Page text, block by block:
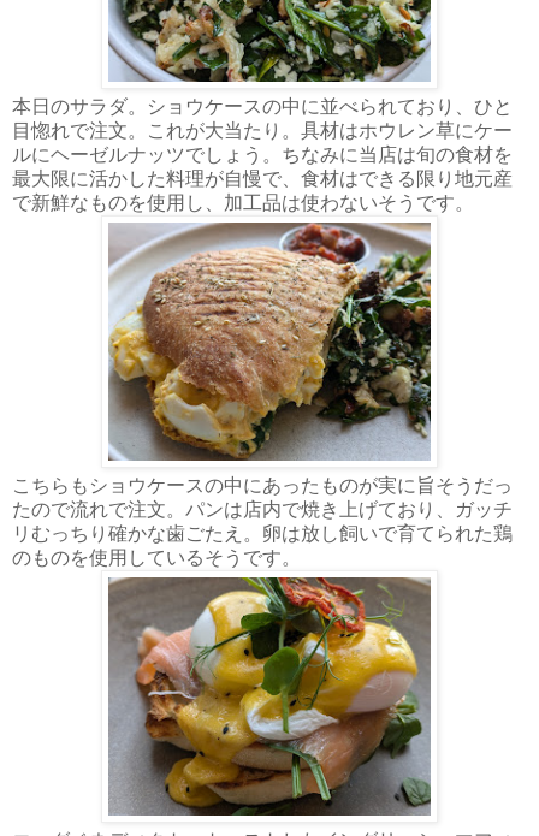
本日のサラダ。ショウケースの中に並べられており、ひと
目惚れで注文。これが大当たり。具材はホウレン草にケー
ルにヘーゼルナッツでしょう。ちなみに当店は旬の食材を
最大限に活かした料理が自慢で、食材はできる限り地元産
で新鮮なものを使用し、加工品は使わないそうです。
こちらもショウケースの中にあったものが実に旨そうだっ
たので流れで注文。パンは店内で焼き上げており、ガッチ
リむっちり確かな歯ごたえ。卵は放し飼いで育てられた鶏
のものを使用しているそうです。